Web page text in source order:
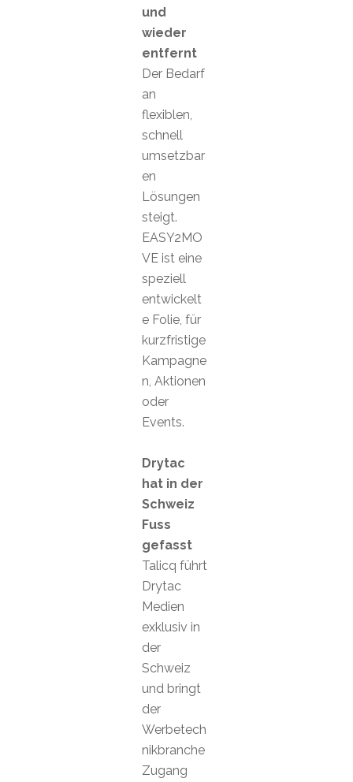
und
wieder
entfernt
Der Bedarf
an
flexiblen,
schnell
umsetzbar
en
Lösungen
steigt.
EASY2MO
VE ist eine
speziell
entwickelt
e Folie, für
kurzfristige
Kampagne
n, Aktionen
oder
Events.
Drytac
hat in der
Schweiz
Fuss
gefasst
Talicq führt
Drytac
Medien
exklusiv in
der
Schweiz
und bringt
der
Werbetech
nikbranche
Zugang